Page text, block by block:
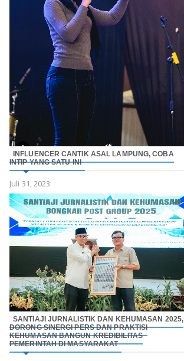
INFLUENCER CANTIK ASAL LAMPUNG, COBA
INTIP YANG SATU INI
Juli 31, 2023
SANTIAJI JURNALISTIK DAN KEHUMASAN 2025,
DORONG SINERGI PERS DAN PRAKTISI
KEHUMASAN BANGUN KREDIBILITAS
PEMERINTAH DI MASYARAKAT